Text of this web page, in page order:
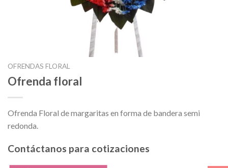
OFRENDAS FLORAL
Ofrenda floral
Ofrenda Floral de margaritas en forma de bandera semi
redonda.
Contáctanos para cotizaciones